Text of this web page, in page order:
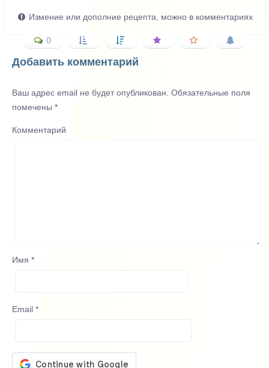
Измение или дополние рецепта, можно в комментариях
0
Добавить комментарий
Ваш адрес email не будет опубликован. Обязательные поля
помечены *
Комментарий
Имя *
Email *